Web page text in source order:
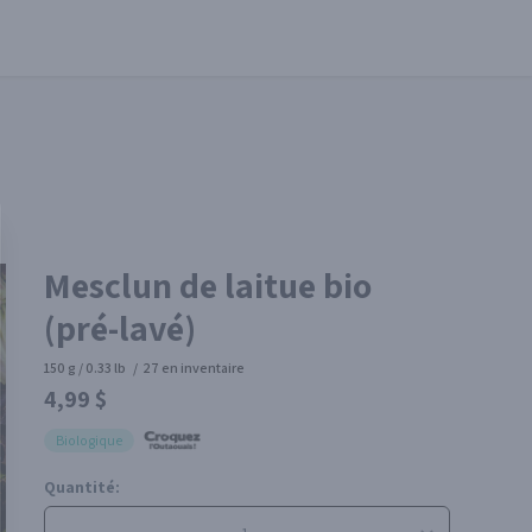
Mesclun de laitue bio
(pré-lavé)
150 g / 0.33 lb / 27 en inventaire
4,99 $
Biologique
Quantité: